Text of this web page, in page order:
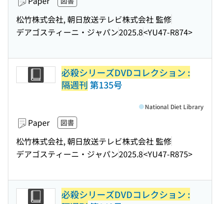
松竹株式会社, 朝日放送テレビ株式会社 監修
デアゴスティーニ・ジャパン2025.8<YU47-R874>
必殺シリーズDVDコレクション :
隔週刊第135号
Paper 図書
松竹株式会社, 朝日放送テレビ株式会社 監修
デアゴスティーニ・ジャパン2025.8<YU47-R875>
National Diet Library
必殺シリーズDVDコレクション :